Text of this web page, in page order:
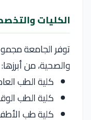
الكليات
توفر الجامعة
والصحية، من أبرزها:
كلية الطب
كلية الطب
كلية طب